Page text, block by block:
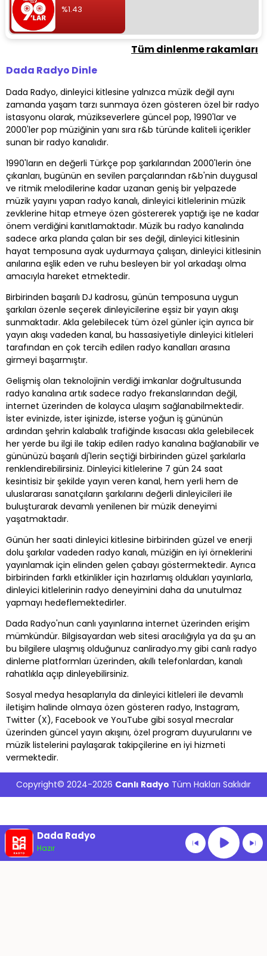
%1.43
Tüm dinlenme rakamları
Dada Radyo Dinle
Dada Radyo, dinleyici kitlesine yalnızca müzik değil aynı
zamanda yaşam tarzı sunmaya özen gösteren özel bir radyo
istasyonu olarak, müzikseverlere güncel pop, 1990'lar ve
2000'ler pop müziğinin yanı sıra r&b türünde kaliteli içerikler
sunan bir radyo kanalıdır.
1990'ların en değerli Türkçe pop şarkılarından 2000'lerin öne
çıkanları, bugünün en sevilen parçalarından r&b'nin duygusal
ve ritmik melodilerine kadar uzanan geniş bir yelpazede
müzik yayını yapan radyo kanalı, dinleyici kitlelerinin müzik
zevklerine hitap etmeye özen göstererek yaptığı işe ne kadar
önem verdiğini kanıtlamaktadır. Müzik bu radyo kanalında
sadece arka planda çalan bir ses değil, dinleyici kitlesinin
hayat temposuna ayak uydurmaya çalışan, dinleyici kitlesinin
anılarına eşlik eden ve ruhu besleyen bir yol arkadaşı olma
amacıyla hareket etmektedir.
Birbirinden başarılı DJ kadrosu, günün temposuna uygun
şarkıları özenle seçerek dinleyicilerine eşsiz bir yayın akışı
sunmaktadır. Akla gelebilecek tüm özel günler için ayrıca bir
yayın akışı vadeden kanal, bu hassasiyetiyle dinleyici kitleleri
tarafından en çok tercih edilen radyo kanalları arasına
girmeyi başarmıştır.
Gelişmiş olan teknolojinin verdiği imkanlar doğrultusunda
radyo kanalına artık sadece radyo frekanslarından değil,
internet üzerinden de kolayca ulaşım sağlanabilmektedir.
İster evinizde, ister işinizde, isterse yoğun iş gününün
ardından şehrin kalabalık trafiğinde kısacası akla gelebilecek
her yerde bu ilgi ile takip edilen radyo kanalına bağlanabilir ve
gününüzü başarılı dj'lerin seçtiği birbirinden güzel şarkılarla
renklendirebilirsiniz. Dinleyici kitlelerine 7 gün 24 saat
kesintisiz bir şekilde yayın veren kanal, hem yerli hem de
uluslararası sanatçıların şarkılarını değerli dinleyicileri ile
buluşturarak devamlı yenilenen bir müzik deneyimi
yaşatmaktadır.
Günün her saati dinleyici kitlesine birbirinden güzel ve enerji
dolu şarkılar vadeden radyo kanalı, müziğin en iyi örneklerini
yayınlamak için elinden gelen çabayı göstermektedir. Ayrıca
birbirinden farklı etkinlikler için hazırlamış oldukları yayınlarla,
dinleyici kitlelerinin radyo deneyimini daha da unutulmaz
yapmayı hedeflemektedirler.
Dada Radyo'nun canlı yayınlarına internet üzerinden erişim
mümkündür. Bilgisayardan web sitesi aracılığıyla ya da şu an
bu bilgilere ulaşmış olduğunuz canliradyo.my gibi canlı radyo
dinleme platformları üzerinden, akıllı telefonlardan, kanalı
rahatlıkla açıp dinleyebilirsiniz.
Sosyal medya hesaplarıyla da dinleyici kitleleri ile devamlı
iletişim halinde olmaya özen gösteren radyo, Instagram,
Twitter (X), Facebook ve YouTube gibi sosyal mecralar
üzerinden güncel yayın akışını, özel program duyurularını ve
müzik listelerini paylaşarak takipçilerine en iyi hizmeti
vermektedir.
Copyright© 2024-2026 Canlı Radyo Tüm Hakları Saklıdır